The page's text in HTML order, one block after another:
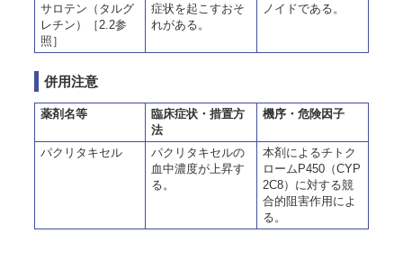
サロテン（タルグ
レチン）［2.2参
照］
症状を起こすおそ
れがある。
ノイドである。
併用注意
薬剤名等
臨床症状・措置方
法
機序・危険因子
パクリタキセル
パクリタキセルの
血中濃度が上昇す
る。
本剤によるチトク
ロームP450（CYP
2C8）に対する競
合的阻害作用によ
る。